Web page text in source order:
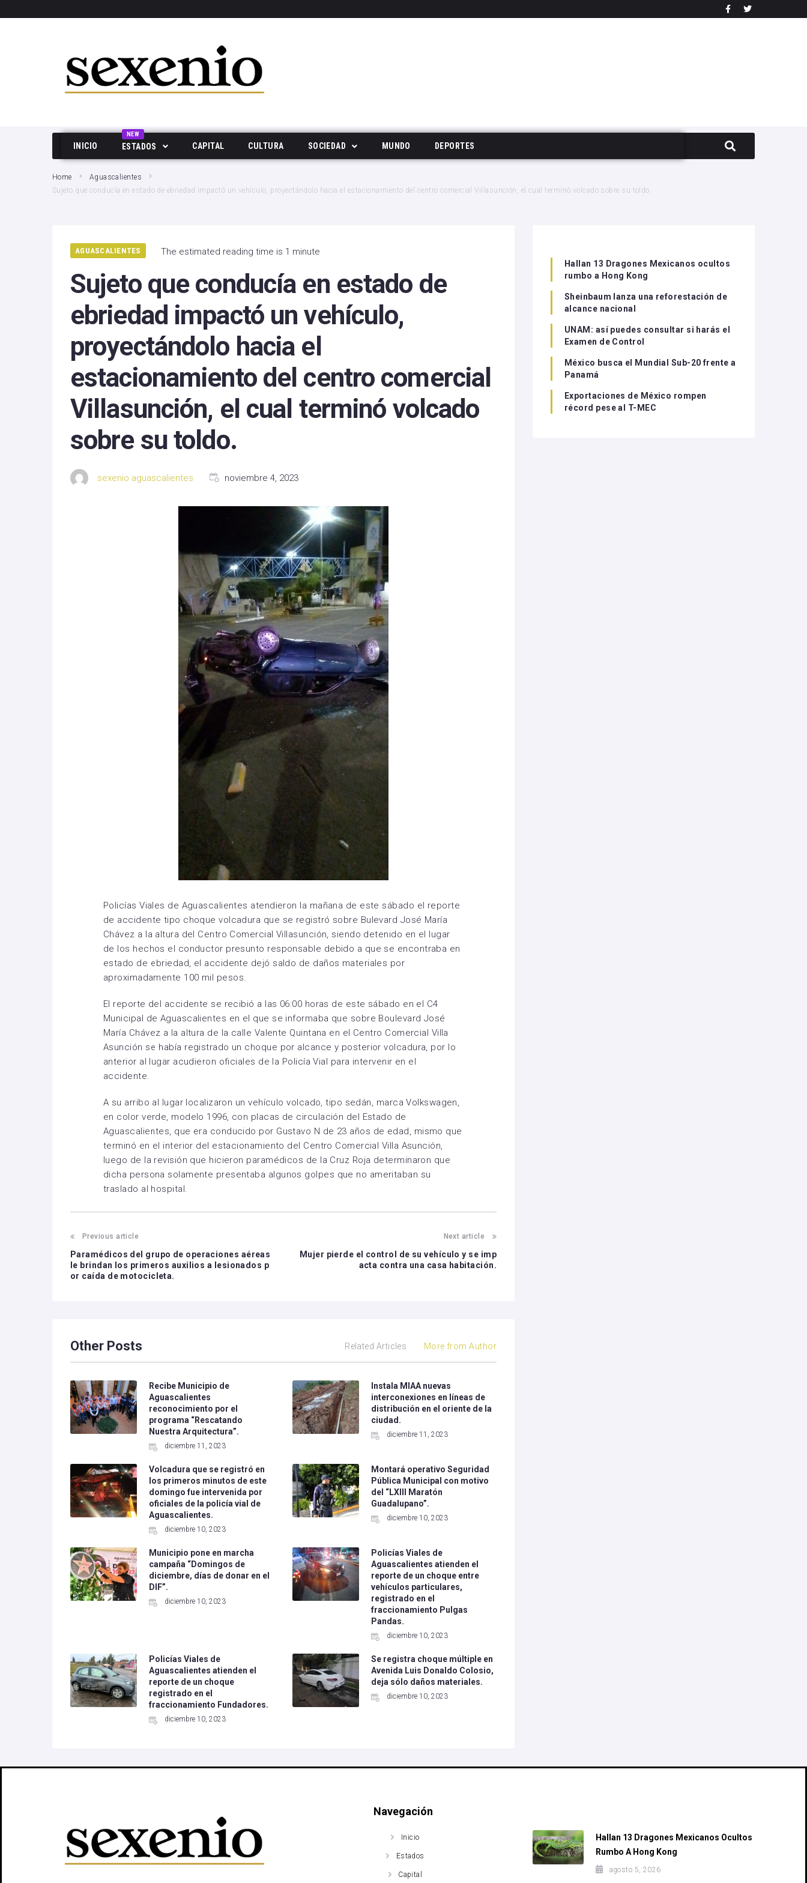
INICIO ESTADOS
NEW
Baja California
Edo Mex
Michoacan
Nayarit
Nuevo Leon
Sinaloa
Tlaxcala
Zacatecas
CAPITAL CULTURA SOCIEDAD
Deportes
MUNDO DEPORTES
Home
Aguascalientes
Sujeto que conducía en estado de ebriedad impactó un vehículo, proyectándolo hacia el estacionamiento del centro comercial Villasunción, el cual terminó volcado sobre su toldo.
AGUASCALIENTES The estimated reading time is 1 minute
Sujeto que conducía en estado de
ebriedad impactó un vehículo,
proyectándolo hacia el
estacionamiento del centro comercial
Villasunción, el cual terminó volcado
sobre su toldo.
sexenio aguascalientes noviembre 4, 2023
Policías Viales de Aguascalientes atendieron la mañana de este sábado el reporte
de accidente tipo choque volcadura que se registró sobre Bulevard José María
Chávez a la altura del Centro Comercial Villasunción, siendo detenido en el lugar
de los hechos el conductor presunto responsable debido a que se encontraba en
estado de ebriedad, el accidente dejó saldo de daños materiales por
aproximadamente 100 mil pesos.
El reporte del accidente se recibió a las 06:00 horas de este sábado en el C4
Municipal de Aguascalientes en el que se informaba que sobre Boulevard José
María Chávez a la altura de la calle Valente Quintana en el Centro Comercial Villa
Asunción se había registrado un choque por alcance y posterior volcadura, por lo
anterior al lugar acudieron oficiales de la Policía Vial para intervenir en el
accidente.
A su arribo al lugar localizaron un vehículo volcado, tipo sedán, marca Volkswagen,
en color verde, modelo 1996, con placas de circulación del Estado de
Aguascalientes, que era conducido por Gustavo N de 23 años de edad, mismo que
terminó en el interior del estacionamiento del Centro Comercial Villa Asunción,
luego de la revisión que hicieron paramédicos de la Cruz Roja determinaron que
dicha persona solamente presentaba algunos golpes que no ameritaban su
traslado al hospital.
Previous article
Paramédicos del grupo de operaciones aéreas
le brindan los primeros auxilios a lesionados p
or caída de motocicleta.
Next article
Mujer pierde el control de su vehículo y se imp
acta contra una casa habitación.
Other Posts Related Articles More from Author
Recibe Municipio de
Aguascalientes
reconocimiento por el
programa “Rescatando
Nuestra Arquitectura”.
diciembre 11, 2023
Instala MIAA nuevas
interconexiones en líneas de
distribución en el oriente de la
ciudad.
diciembre 11, 2023
Volcadura que se registró en
los primeros minutos de este
domingo fue intervenida por
oficiales de la policía vial de
Aguascalientes.
diciembre 10, 2023
Montará operativo Seguridad
Pública Municipal con motivo
del “LXIII Maratón
Guadalupano”.
diciembre 10, 2023
Municipio pone en marcha
campaña “Domingos de
diciembre, días de donar en el
DIF”.
diciembre 10, 2023
Policías Viales de
Aguascalientes atienden el
reporte de un choque entre
vehículos particulares,
registrado en el
fraccionamiento Pulgas
Pandas.
diciembre 10, 2023
Policías Viales de
Aguascalientes atienden el
reporte de un choque
registrado en el
fraccionamiento Fundadores.
diciembre 10, 2023
Se registra choque múltiple en
Avenida Luis Donaldo Colosio,
deja sólo daños materiales.
diciembre 10, 2023
Hallan 13 Dragones Mexicanos ocultos
rumbo a Hong Kong
Sheinbaum lanza una reforestación de
alcance nacional
UNAM: así puedes consultar si harás el
Examen de Control
México busca el Mundial Sub-20 frente a
Panamá
Exportaciones de México rompen
récord pese al T-MEC
Navegación
Inicio
Estados
Capital
Hallan 13 Dragones Mexicanos Ocultos
Rumbo A Hong Kong
agosto 5, 2026
SEARCH THIS WEBSITE